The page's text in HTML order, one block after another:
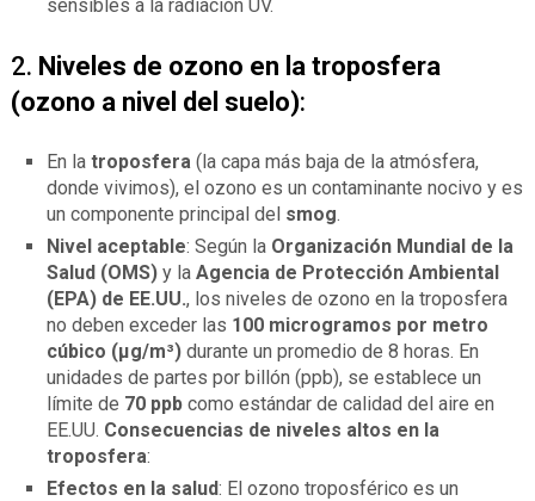
sensibles a la radiación UV.
2. Niveles de ozono en la troposfera
(ozono a nivel del suelo):
En latroposfera (la capa más baja de la atmósfera,
donde vivimos), el ozono es un contaminante nocivo y es
un componente principal del smog.
Nivel aceptable: Según la Organización Mundial de la
Salud (OMS) y laAgencia de Protección Ambiental
(EPA) de EE.UU., los niveles de ozono en la troposfera
no deben exceder las 100 microgramos por metro
cúbico (µg/m³) durante un promedio de 8 horas. En
unidades de partes por billón (ppb), se establece un
límite de 70 ppb como estándar de calidad del aire en
EE.UU. Consecuencias de niveles altos en la
troposfera:
Efectos en la salud: El ozono troposférico es un